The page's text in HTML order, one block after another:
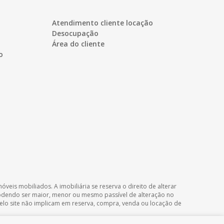
Atendimento cliente locação
Desocupação
Área do cliente
mobiliados. A imobiliária se reserva o direito de alterar
ser maior, menor ou mesmo passível de alteração no
site não implicam em reserva, compra, venda ou locação de